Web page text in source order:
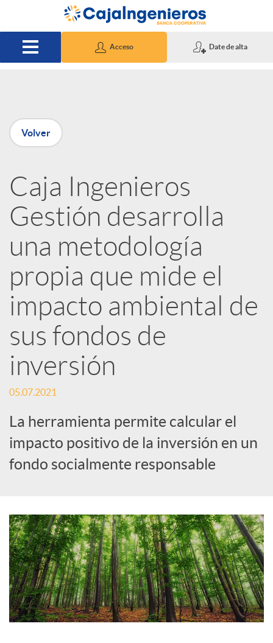
Saltar al contenido principal
Acceso Date de alta
P
u
b
l
i
c
a
d
o
r
e
c
o
Volver
Caja Ingenieros
Gestión desarrolla
una metodología
propia que mide el
impacto ambiental de
sus fondos de
inversión
05.07.2021
La herramienta permite calcular el
impacto positivo de la inversión en un
fondo socialmente responsable